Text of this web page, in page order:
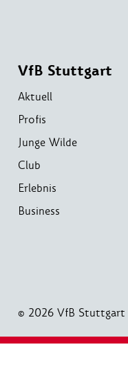
VfB Stuttgart
Aktuell
Profis
Junge Wilde
Club
Erlebnis
Business
© 2026 VfB Stuttgart